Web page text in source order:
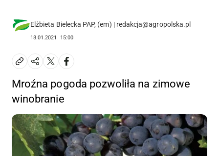
Elżbieta Bielecka PAP, (em) | redakcja@agropolska.pl
18.01.2021 15:00
Mroźna pogoda pozwoliła na zimowe
winobranie